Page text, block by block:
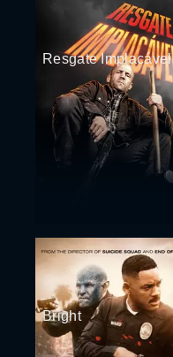
Resgate Implacável
Bright